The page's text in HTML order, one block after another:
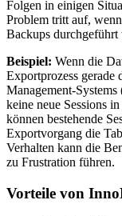
Folgen in einigen
Problem tritt auf,
Backups durchgeführt
Beispiel: Wenn die
Exportprozess gerade
Management-
keine neue Sessions
können bestehende
Exportvorgang die
Verhalten kann die
zu Frustration führen.
Vorteile von